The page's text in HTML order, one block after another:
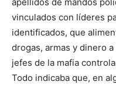
vinculados con líderes
identificados, que
drogas, armas y dinero
jefes de la mafia
Todo indicaba que, en